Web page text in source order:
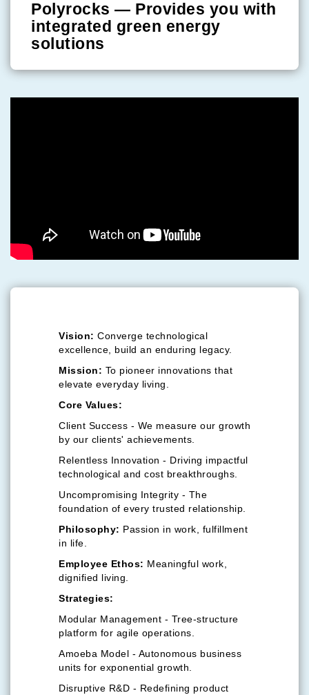
Polyrocks — Provides you with
integrated green energy
solutions
Vision: Converge technological
excellence, build an enduring legacy.
Mission: To pioneer innovations that
elevate everyday living.
Core Values:
Client Success - We measure our growth
by our clients' achievements.
Relentless Innovation - Driving impactful
technological and cost breakthroughs.
Uncompromising Integrity - The
foundation of every trusted relationship.
Philosophy: Passion in work, fulfillment
in life.
Employee Ethos: Meaningful work,
dignified living.
Strategies:
Modular Management - Tree-structure
platform for agile operations.
Amoeba Model - Autonomous business
units for exponential growth.
Disruptive R&D - Redefining product